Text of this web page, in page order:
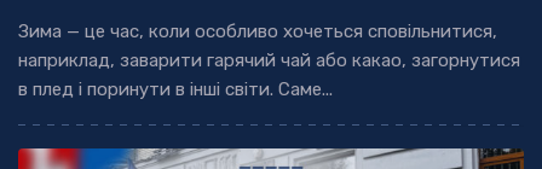
Зима — це час, коли особливо хочеться сповільнитися,
наприклад, заварити гарячий чай або какао, загорнутися
в плед і поринути в інші світи. Саме...